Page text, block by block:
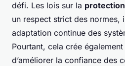
défi. Les lois sur la
un respect strict des normes,
adaptation continue des
Pourtant, cela crée également
d’améliorer la confiance des